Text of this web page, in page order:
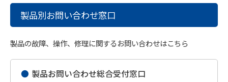
製品別お問い合わせ窓口
製品の故障、操作、修理に関するお問い合わせはこちら
● 製品お問い合わせ総合受付窓口